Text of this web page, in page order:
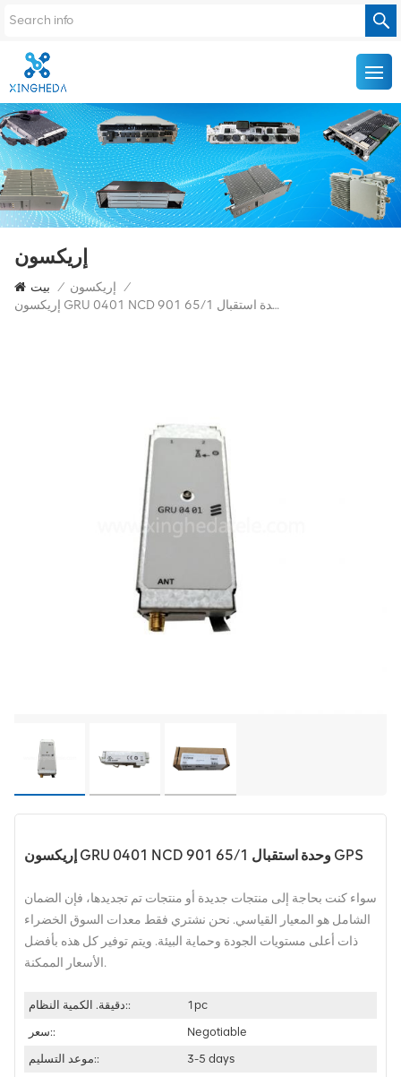
إريكسون
بيت / إريكسون /
إريكسون GRU 0401 NCD 901 65/1 وحدة استقبال GPS
إريكسون GRU 0401 NCD 901 65/1 وحدة استقبال GPS
سواء كنت بحاجة إلى منتجات جديدة أو منتجات تم تجديدها، فإن الضمان
الشامل هو المعيار القياسي. نحن نشتري فقط معدات السوق الخضراء
ذات أعلى مستويات الجودة وحماية البيئة. ويتم توفير كل هذه بأفضل
الأسعار الممكنة.
دقيقة. الكمية النظام::
1pc
سعر::
Negotiable
موعد التسليم::
3-5 days